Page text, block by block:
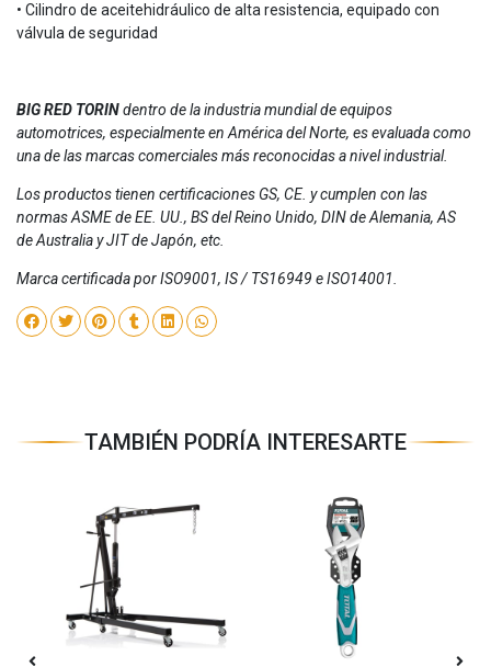
• Cilindro de aceitehidráulico de alta resistencia, equipado con
válvula de seguridad
BIG RED TORINdentro de la industria mundial de equipos
automotrices, especialmente en América del Norte, es evaluada como
una de las marcas comerciales más reconocidas a nivel industrial.
Los productos tienen certificaciones GS, CE. y cumplen con las
normas ASME de EE. UU., BS del Reino Unido, DIN de Alemania, AS
de Australia y JIT de Japón, etc.
Marca certificada por ISO9001, IS / TS16949 e ISO14001.
TAMBIÉN PODRÍA INTERESARTE